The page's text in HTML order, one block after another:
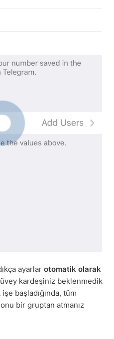
ayarlar otomatik olarak
kardeşiniz beklenmedik
başladığında, tüm
bir gruptan atmanız